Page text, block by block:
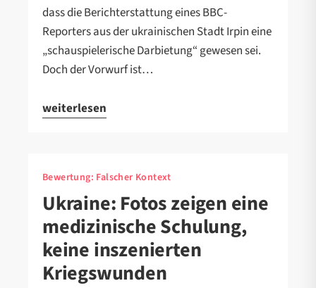
dass die Berichterstattung eines BBC-
Reporters aus der ukrainischen Stadt Irpin eine
„schauspielerische Darbietung“ gewesen sei.
Doch der Vorwurf ist…
weiterlesen
Bewertung: Falscher Kontext
Ukraine: Fotos zeigen eine
medizinische Schulung,
keine inszenierten
Kriegswunden